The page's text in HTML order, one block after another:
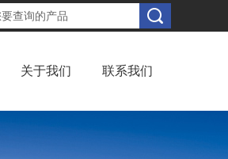
关于我们 联系我们